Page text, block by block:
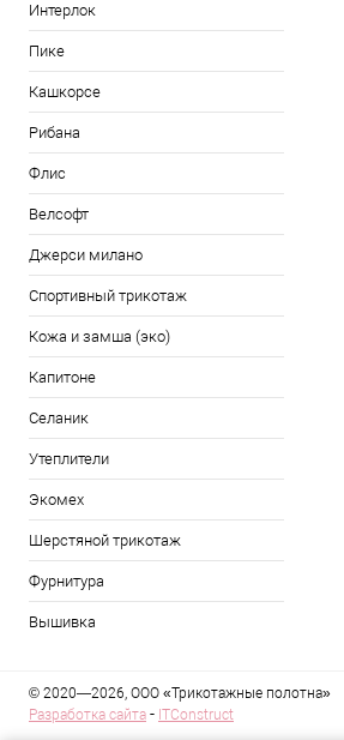
Интерлок
Пике
Кашкорсе
Рибана
Флис
Велсофт
Джерси милано
Спортивный трикотаж
Кожа и замша (эко)
Капитоне
Селаник
Утеплители
Экомех
Шерстяной трикотаж
Фурнитура
Вышивка
© 2020—2026, ООО «Трикотажные полотна»
Разработка сайта - ITConstruct